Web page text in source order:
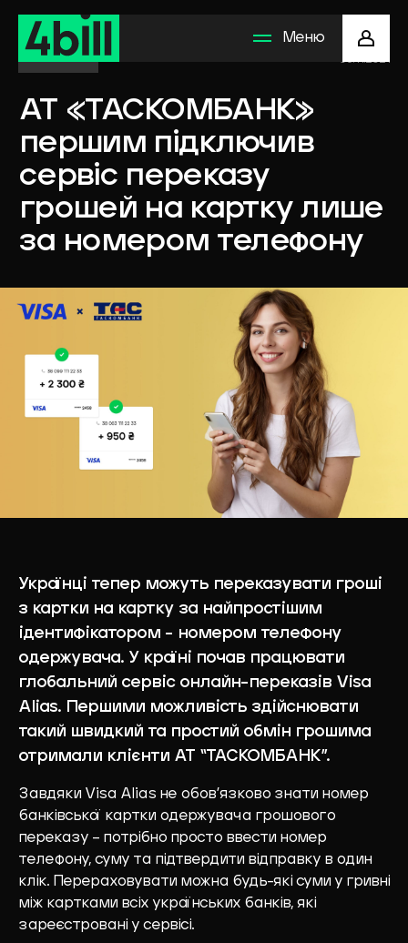
Рішення для бізнесу
Методи оплати
Як підключити
Компанія
Меню
Фінанси
03.11.2021
АТ «ТАСКОМБАНК»
першим підключив
сервіс переказу
грошей на картку лише
за номером телефону
Українці тепер можуть переказувати гроші
з картки на картку за найпростішим
ідентифікатором – номером телефону
одержувача. У країні почав працювати
глобальний сервіс онлайн-переказів Visa
Alias. Першими можливість здійснювати
такий швидкий та простий обмін грошима
отримали клієнти АТ “ТАСКОМБАНК”.
Завдяки Visa Alias ​​не обов’язково знати номер
банківської картки одержувача грошового
переказу – потрібно просто ввести номер
телефону, суму та підтвердити відправку в один
клік. Перераховувати можна будь-які суми у гривні
між картками всіх українських банків, які
зареєстровані у сервісі.